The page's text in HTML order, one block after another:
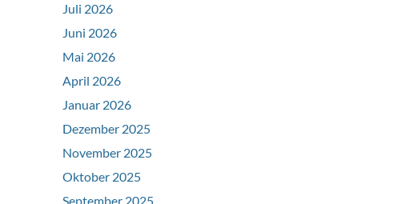
Juli 2026
Juni 2026
Mai 2026
April 2026
Januar 2026
Dezember 2025
November 2025
Oktober 2025
September 2025